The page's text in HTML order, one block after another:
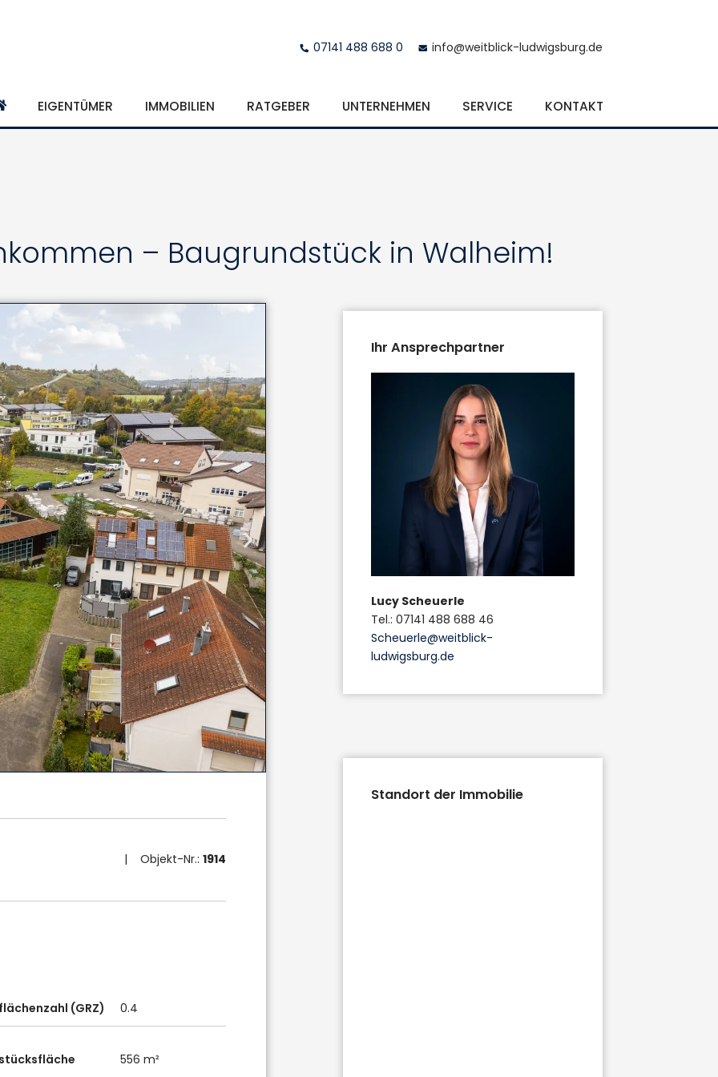
07141 488 688 0 info@weitblick-ludwigsburg.de
EIGENTÜMER IMMOBILIEN RATGEBER UNTERNEHMEN SERVICE KONTAKT
– Baugrundstück in Walheim!
| Objekt-Nr.: 1914
(GRZ) 0.4
556 m²
Ihr Ansprechpartner
Lucy Scheuerle
Tel.: 07141 488 688 46
Scheuerle@weitblick-
ludwigsburg.de
Standort der Immobilie